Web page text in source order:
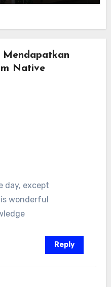
Mendapatkan
Native
day, except
wonderful
Reply